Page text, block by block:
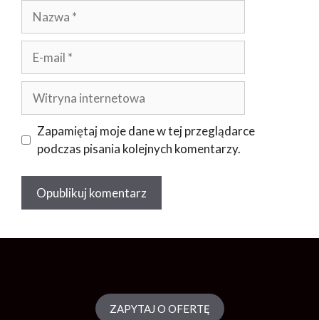
Nazwa
mail
Witryna
internetowa
Zapamiętaj moje dane w tej przeglądarce
podczas pisania kolejnych komentarzy.
ZAPYTAJ O OFERTĘ